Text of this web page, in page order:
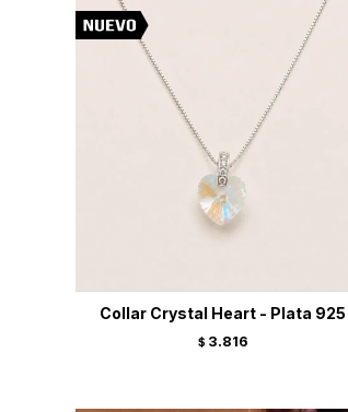
Collar Crystal Heart - Plata 925
$ 3.816